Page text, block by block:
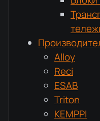
Alloy
Reci
ESAB
Triton
KEMPPI